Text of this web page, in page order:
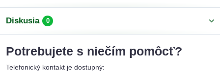
Diskusia 0
Potrebujete s niečím pomôcť?
Telefonický kontakt je dostupný: